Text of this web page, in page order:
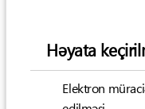
Həyata
Elektron